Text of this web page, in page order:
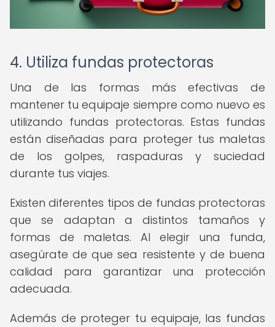
4. Utiliza fundas protectoras
Una de las formas más efectivas de
mantener tu equipaje siempre como nuevo es
utilizando fundas protectoras. Estas fundas
están diseñadas para proteger tus maletas
de los golpes, raspaduras y suciedad
durante tus viajes.
Existen diferentes tipos de fundas protectoras
que se adaptan a distintos tamaños y
formas de maletas. Al elegir una funda,
asegúrate de que sea resistente y de buena
calidad para garantizar una protección
adecuada.
Además de proteger tu equipaje, las fundas